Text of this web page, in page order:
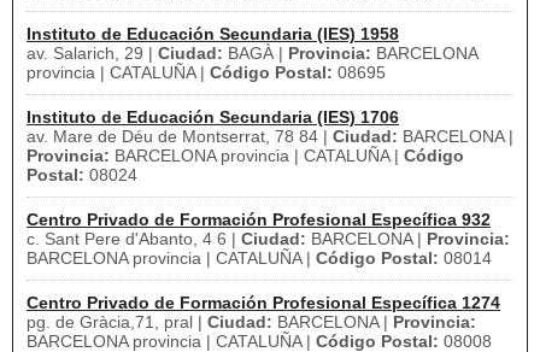
Instituto de Educación Secundaria (IES) 1958
av. Salarich, 29 | Ciudad: BAGÀ | Provincia: BARCELONA
provincia | CATALUÑA | Código Postal: 08695
Instituto de Educación Secundaria (IES) 1706
av. Mare de Déu de Montserrat, 78 84 | Ciudad: BARCELONA |
Provincia: BARCELONA provincia | CATALUÑA | Código
Postal: 08024
Centro Privado de Formación Profesional Específica 932
c. Sant Pere d'Abanto, 4 6 | Ciudad: BARCELONA | Provincia:
BARCELONA provincia | CATALUÑA | Código Postal: 08014
Centro Privado de Formación Profesional Específica 1274
pg. de Gràcia,71, pral | Ciudad: BARCELONA | Provincia:
BARCELONA provincia | CATALUÑA | Código Postal: 08008